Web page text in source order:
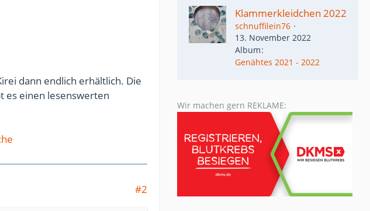
dann endlich erhältlich. Die
es einen lesenswerten
#2
Klammerkleidchen 2022
schnuffilein76
13. November 2022
Album
Genähtes 2021 - 2022
Wir machen gern REKLAME: